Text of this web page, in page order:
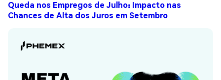
Queda nos Empregos de Julho: Impacto nas
Chances de Alta dos Juros em Setembro